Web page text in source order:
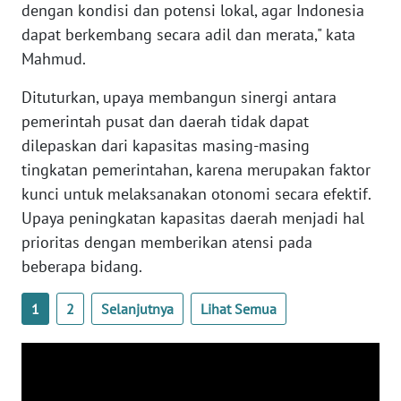
dengan kondisi dan potensi lokal, agar Indonesia
dapat berkembang secara adil dan merata," kata
Mahmud.
Dituturkan, upaya membangun sinergi antara
pemerintah pusat dan daerah tidak dapat
dilepaskan dari kapasitas masing-masing
tingkatan pemerintahan, karena merupakan faktor
kunci untuk melaksanakan otonomi secara efektif.
Upaya peningkatan kapasitas daerah menjadi hal
prioritas dengan memberikan atensi pada
beberapa bidang.
1 2 Selanjutnya Lihat Semua
WN
NUSANTARA
JOGJA
WN
JATIM
WN
BALI
KALBAR